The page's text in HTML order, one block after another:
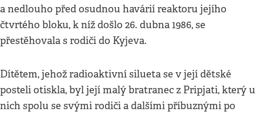
a nedlouho před osudnou havárií reaktoru jejího
čtvrtého bloku, k níž došlo 26. dubna 1986, se
přestěhovala s rodiči do Kyjeva.
Dítětem, jehož radioaktivní silueta se v její dětské
posteli otiskla, byl její malý bratranec z Pripjati, který u
nich spolu se svými rodiči a dalšími příbuznými po